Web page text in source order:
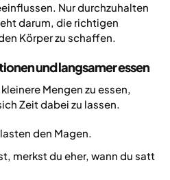
Nur durchzuhalten
darum, die richtigen
Körper zu schaffen.
und langsamer essen
Mengen zu essen,
Zeit dabei zu lassen.
den Magen.
merkst du eher, wann du satt